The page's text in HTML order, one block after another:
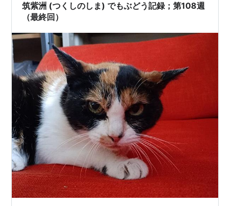
筑紫洲 (つくしのしま) でもぶどう記録；第108週
（最終回）